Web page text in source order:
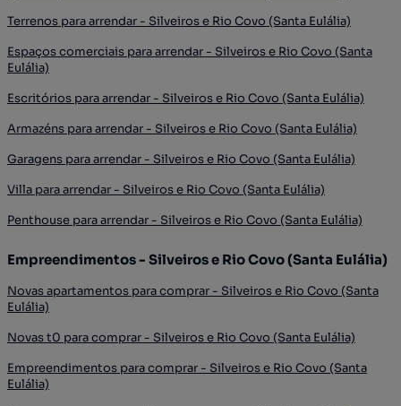
Terrenos para arrendar - Silveiros e Rio Covo (Santa Eulália)
Espaços comerciais para arrendar - Silveiros e Rio Covo (Santa
Eulália)
Escritórios para arrendar - Silveiros e Rio Covo (Santa Eulália)
Armazéns para arrendar - Silveiros e Rio Covo (Santa Eulália)
Garagens para arrendar - Silveiros e Rio Covo (Santa Eulália)
Villa para arrendar - Silveiros e Rio Covo (Santa Eulália)
Penthouse para arrendar - Silveiros e Rio Covo (Santa Eulália)
Empreendimentos - Silveiros e Rio Covo (Santa Eulália)
Novas apartamentos para comprar - Silveiros e Rio Covo (Santa
Eulália)
Novas t0 para comprar - Silveiros e Rio Covo (Santa Eulália)
Empreendimentos para comprar - Silveiros e Rio Covo (Santa
Eulália)